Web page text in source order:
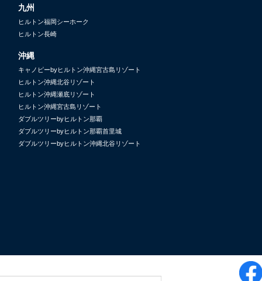
九州
ヒルトン福岡シーホーク
ヒルトン長崎
沖縄
キャノピーbyヒルトン沖縄宮古島リゾート
ヒルトン沖縄北谷リゾート
ヒルトン沖縄瀬底リゾート
ヒルトン沖縄宮古島リゾート
ダブルツリーbyヒルトン那覇
ダブルツリーbyヒルトン那覇首里城
ダブルツリーbyヒルトン沖縄北谷リゾート